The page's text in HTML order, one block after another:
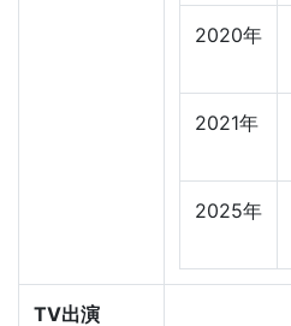
2020年
2021年
2025年
TV出演